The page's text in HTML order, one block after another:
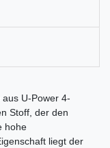
U-Power 4-
Stoff, der den
hohe
liegt der